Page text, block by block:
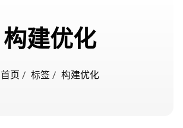
构建优化
首页 / 标签/ 构建优化